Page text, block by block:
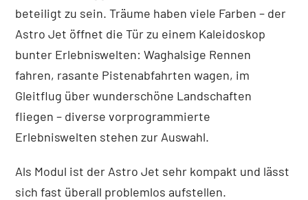
beteiligt zu sein. Träume haben viele Farben – der
Astro Jet öffnet die Tür zu einem Kaleidoskop
bunter Erlebniswelten: Waghalsige Rennen
fahren, rasante Pistenabfahrten wagen, im
Gleitflug über wunderschöne Landschaften
fliegen – diverse vorprogrammierte
Erlebniswelten stehen zur Auswahl.
Als Modul ist der Astro Jet sehr kompakt und lässt
sich fast überall problemlos aufstellen.